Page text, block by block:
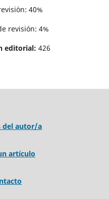
40%
revisión: 4%
editorial: 426
del autor/a
artículo